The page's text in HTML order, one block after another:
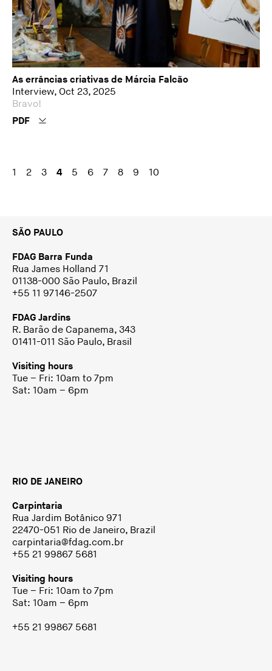
As errâncias criativas de Márcia Falcão
Interview, Oct 23, 2025
Bravo!
PDF
1 2 3 4 5 6 7 8 9 10
SÃO PAULO
FDAG Barra Funda
Rua James Holland 71
01138-000 São Paulo, Brazil
+55 11 97146-2507
FDAG Jardins
R. Barão de Capanema, 343
01411-011 São Paulo, Brasil
Visiting hours
Tue – Fri: 10am to 7pm
Sat: 10am – 6pm
RIO DE JANEIRO
Carpintaria
Rua Jardim Botânico 971
22470-051 Rio de Janeiro, Brazil
carpintaria@fdag.com.br
+55 21 99867 5681
Visiting hours
Tue – Fri: 10am to 7pm
Sat: 10am – 6pm
+55 21 99867 5681